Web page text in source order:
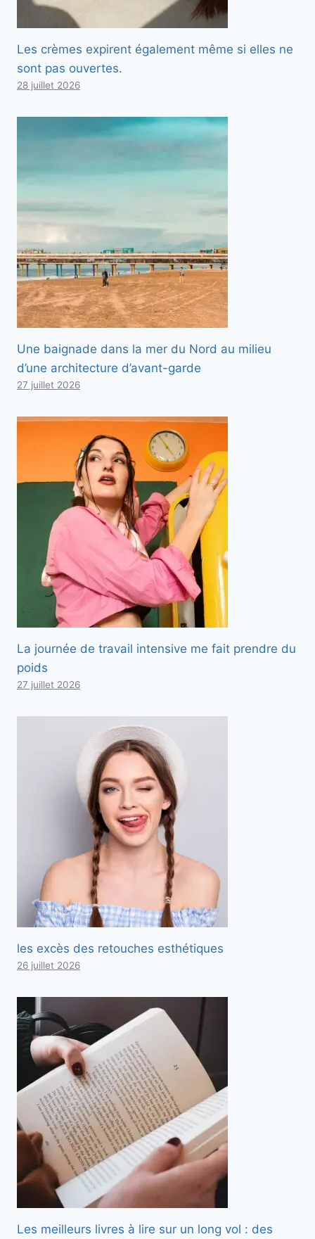
Les crèmes expirent également même si elles ne
sont pas ouvertes.
28 juillet 2026
Une baignade dans la mer du Nord au milieu
d’une architecture d’avant-garde
27 juillet 2026
La journée de travail intensive me fait prendre du
poids
27 juillet 2026
les excès des retouches esthétiques
26 juillet 2026
Les meilleurs livres à lire sur un long vol : des